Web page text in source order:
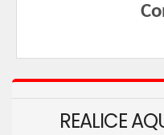
REALICE